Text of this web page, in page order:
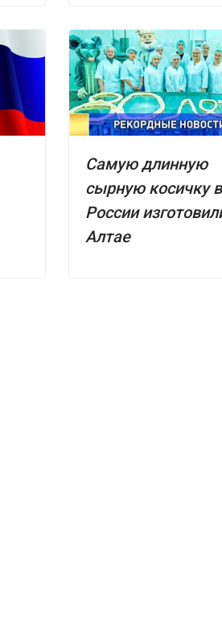
Самую длинную
сырную косичку в
России
Алтае